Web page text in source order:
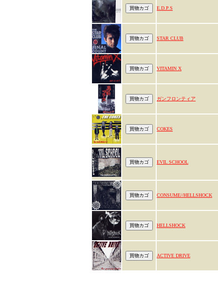
E.D.P.S
STAR CLUB
VITAMIN X
ガンフロンティア
COKES
EVIL SCHOOL
CONSUME//HELLSHOCK
HELLSHOCK
ACTIVE DRIVE